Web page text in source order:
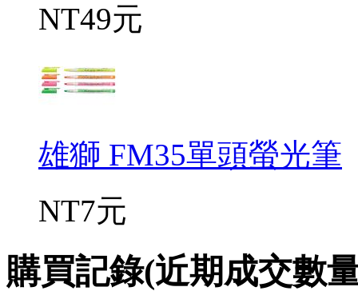
NT49元
雄獅 FM35單頭螢光筆
NT7元
購買記錄(近期成交數